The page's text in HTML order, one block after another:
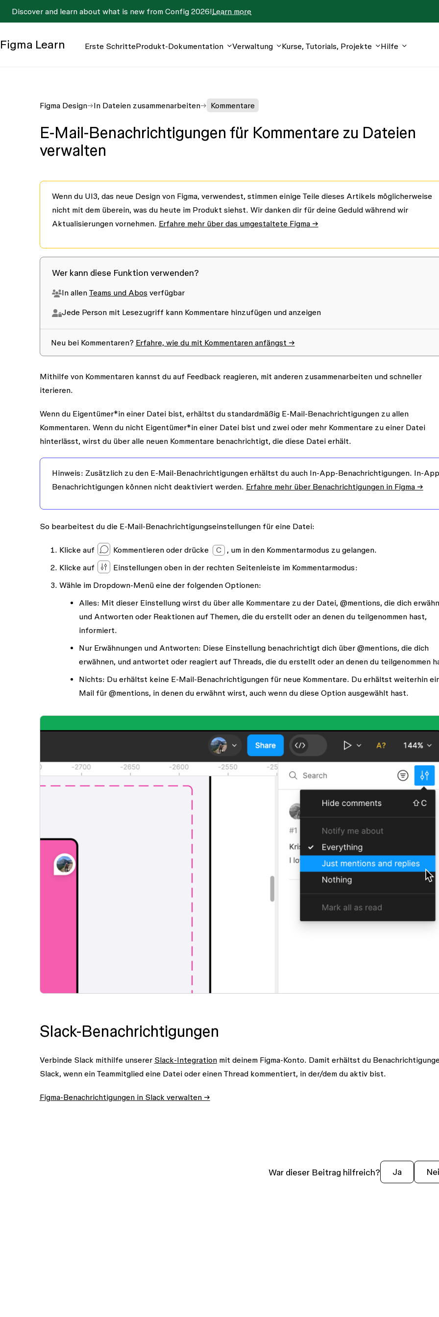
Discover and learn about what is new from Config 2026!Learn more
Figma Learn Erste SchritteProdukt-Dokumentation Verwaltung Kurse, Tutorials, Projekte Hilfe
Figma Design In Dateien zusammenarbeiten Kommentare
E-Mail-Benachrichtigungen für Kommentare zu Dateien
verwalten
Wenn du UI3, das neue Design von Figma, verwendest, stimmen einige Teile dieses Artikels möglicherweise
nicht mit dem überein, was du heute im Produkt siehst. Wir danken dir für deine Geduld während wir
Aktualisierungen vornehmen. Erfahre mehr über das umgestaltete Figma →
Wer kann diese Funktion verwenden?
In allen Teams und Abosverfügbar
Jede Person mit Lesezugriffkann Kommentare hinzufügen und anzeigen
Neu bei Kommentaren? Erfahre, wie du mit Kommentaren anfängst →
Mithilfe von Kommentaren kannst du auf Feedback reagieren, mit anderen zusammenarbeiten und schneller
iterieren.
Wenn du Eigentümer*in einer Datei bist, erhältst du standardmäßig E-Mail-Benachrichtigungen zu allen
Kommentaren. Wenn du nicht Eigentümer*in einer Datei bist und zwei oder mehr Kommentare zu einer Datei
hinterlässt, wirst du über alle neuen Kommentare benachrichtigt, die diese Datei erhält.
Hinweis: Zusätzlich zu den E-Mail-Benachrichtigungen erhältst du auch In-App-Benachrichtigungen. In-
Benachrichtigungen können nicht deaktiviert werden. Erfahre mehr über Benachrichtigungen in Figma →
So bearbeitest du die E-Mail-Benachrichtigungseinstellungen für eine Datei:
Klicke auf Kommentierenoder drücke C
, um in den Kommentarmodus zu gelangen.
Klicke auf
Einstellungen oben in der rechten Seitenleiste im Kommentarmodus:
Wähle im Dropdown-Menü eine der folgenden Optionen:
Alles: Mit dieser Einstellung wirst du über alle Kommentare zu der Datei, @mentions, die dich
und Antworten oder Reaktionen auf Themen, die du erstellt oder an denen du teilgenommen hast,
informiert.
Nur Erwähnungen und Antworten: Diese Einstellung benachrichtigt dich über @mentions, die dich
erwähnen, und antwortet oder reagiert auf Threads, die du erstellt oder an denen du teilgenommen
Nichts: Du erhältst keine E-Mail-Benachrichtigungen für neue Kommentare. Du erhältst weiterhin
Mail für @mentions, in denen du erwähnt wirst, auch wenn du diese Option ausgewählt hast.
Slack-Benachrichtigungen
Verbinde Slack mithilfe unserer Slack-Integrationmit deinem Figma-Konto. Damit erhältst du
Slack, wenn ein Teammitglied eine Datei oder einen Thread kommentiert, in der/dem du aktiv bist.
Figma-Benachrichtigungen in Slack verwalten →
War dieser Beitrag hilfreich? Ja